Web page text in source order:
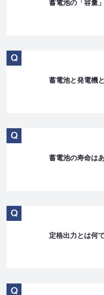
蓄電池の「容量
蓄電池と発電機
蓄電池の寿命は
定格出力とは何